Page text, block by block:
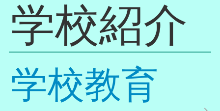
学校紹介
学校教育